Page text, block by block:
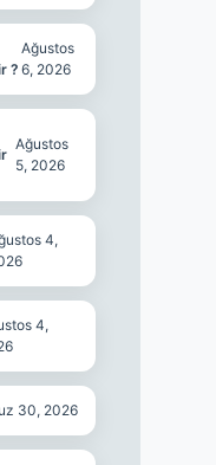
?
Ağustos
6, 2026
Ağustos
5, 2026
4,
4,
30, 2026